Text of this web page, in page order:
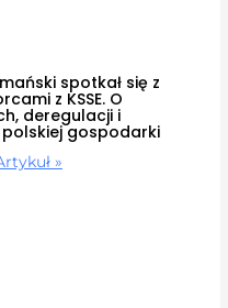
spotkał się z
z KSSE. O
deregulacji i
polskiej gospodarki
»